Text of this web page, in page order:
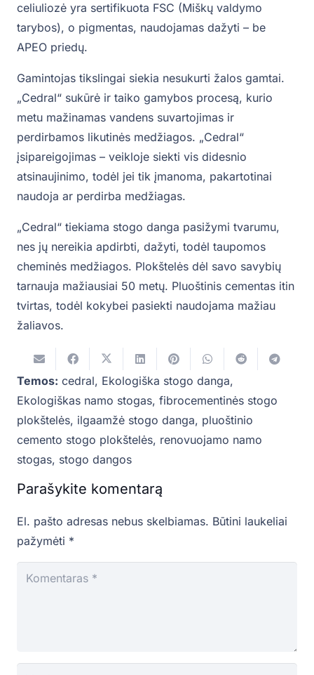
celiuliozė yra sertifikuota FSC (Miškų valdymo
tarybos), o pigmentas, naudojamas dažyti – be
APEO priedų.
Gamintojas tikslingai siekia nesukurti žalos gamtai.
„Cedral“ sukūrė ir taiko gamybos procesą, kurio
metu mažinamas vandens suvartojimas ir
perdirbamos likutinės medžiagos. „Cedral“
įsipareigojimas – veikloje siekti vis didesnio
atsinaujinimo, todėl jei tik įmanoma, pakartotinai
naudoja ar perdirba medžiagas.
„Cedral“ tiekiama stogo danga pasižymi tvarumu,
nes jų nereikia apdirbti, dažyti, todėl taupomos
cheminės medžiagos. Plokštelės dėl savo savybių
tarnauja mažiausiai 50 metų. Pluoštinis cementas itin
tvirtas, todėl kokybei pasiekti naudojama mažiau
žaliavos.
Temos: cedral, Ekologiška stogo danga,
Ekologiškas namo stogas, fibrocementinės stogo
plokštelės, ilgaamžė stogo danga, pluoštinio
cemento stogo plokštelės, renovuojamo namo
stogas, stogo dangos
Parašykite komentarą
El. pašto adresas nebus skelbiamas. Būtini laukeliai
pažymėti *